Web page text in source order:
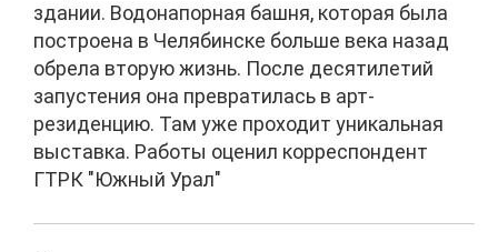
здании. Водонапорная башня, которая была
построена в Челябинске больше века назад
обрела вторую жизнь. После десятилетий
запустения она превратилась в арт-
резиденцию. Там уже проходит уникальная
выставка. Работы оценил корреспондент
ГТРК "Южный Урал"